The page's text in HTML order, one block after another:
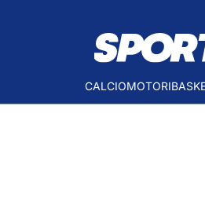
CALCIOMOTORI